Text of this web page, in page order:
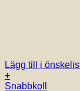
Lägg till i
+
Snabbkoll